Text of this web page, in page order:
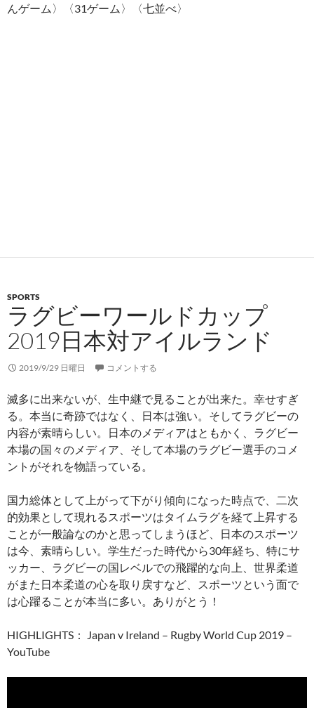
んゲーム〉〈31ゲーム〉〈七並べ〉
SPORTS
ラグビーワールドカップ
2019日本対アイルランド
2019/9/29 日曜日 コメントする
滅多に出来ないが、生中継で見ることが出来た。幸せすぎ
る。本当に奇跡ではなく、日本は強い。そしてラグビーの
内容が素晴らしい。日本のメディアはともかく、ラグビー
本場の国々のメディア、そして本場のラグビー選手のコメ
ントがそれを物語っている。
国力総体として上がって下がり傾向になった時点で、二次
的効果として現れるスポーツはタイムラグを経て上昇する
ことが一般論なのかと思ってしまうほど、日本のスポーツ
は今、素晴らしい。学生だった時代から30年経ち、特にサ
ッカー、ラグビーの国レベルでの飛躍的な向上、世界柔道
がまた日本柔道の心を取り戻すなど、スポーツという面で
は心躍ることが本当に多い。ありがとう！
HIGHLIGHTS： Japan v Ireland – Rugby World Cup 2019 –
YouTube